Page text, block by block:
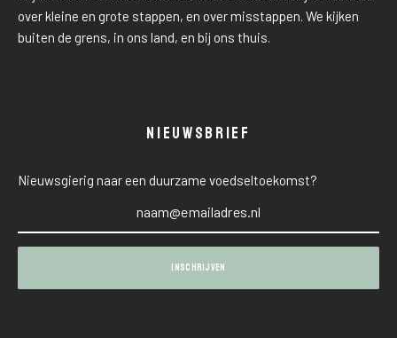
over kleine en grote stappen, en over misstappen. We kijken
buiten de grens, in ons land, en bij ons thuis.
NIEUWSBRIEF
Nieuwsgierig naar een duurzame voedseltoekomst?